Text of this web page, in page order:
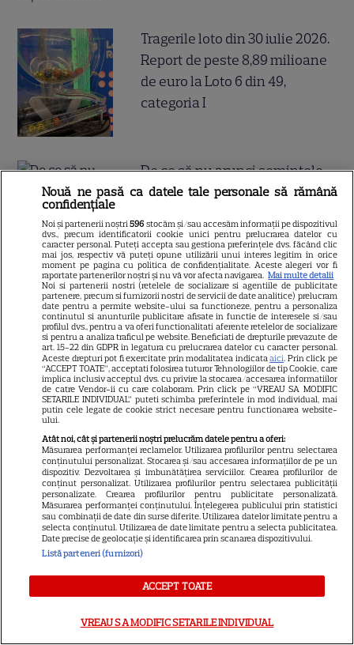
Tragerile loto din 30 iulie 2026.
Report de peste 8,89 milioane
de euro la Loto 6 din 49,
categoria I
De ce să nu arunci semințele
de la pepenele roșu – ce
Ghidul udării corecte pe timp
de caniculă: când, cât şi cum
udăm plantele
ALTE ARTICOLE
INTERESANTE
NETFLIX
Noutăți Netflix în august 2026:
Robert De Niro, „Nosferatu” și
noile sezoane din „Outer
Banks” și „Un veac de
Nouă ne pasă ca datele tale personale să rămână
confidențiale
Noi și partenerii noștri596 stocăm și/sau accesăm informații pe dispozitivul
dvs., precum identificatorii cookie unici pentru prelucrarea datelor cu
caracter personal. Puteți accepta sau gestiona preferințele dvs. făcând clic
mai jos, respectiv vă puteți opune utilizării unui interes legitim în orice
moment pe pagina cu politica de confidențialitate. Aceste alegeri vor fi
raportate partenerilor noștri și nu vă vor afecta navigarea. Mai multe detalii
Noi si partenerii nostri (retelele de socializare si agentiile de publicitate
partenere, precum si furnizorii nostri de servicii de date analitice) prelucram
date pentru a permite website-ului sa functioneze, pentru a personaliza
continutul si anunturile publicitare afisate in functie de interesele si/sau
profilul dvs., pentru a va oferi functionalitati aferente retelelor de socializare
si pentru a analiza traficul pe website. Beneficiati de drepturile prevazute de
art. 15-22 din GDPR in legatura cu prelucrarea datelor cu caracter personal.
Aceste drepturi pot fi exercitate prin modalitatea indicataaici. Prin click pe
“ACCEPT TOATE”, acceptati folosirea tuturor Tehnologiilor de tip Cookie, care
implica inclusiv acceptul dvs. cu privire la stocarea/accesarea informatiilor
de catre Vendor-ii cu care colaboram. Prin click pe “VREAU SA MODIFIC
SETARILE INDIVIDUAL” puteti schimba preferintele in mod individual, mai
putin cele legate de cookie strict necesare pentru functionarea website-
ului.
Atât noi, cât și partenerii noștri prelucrăm datele pentru a oferi:
Măsurarea performanței reclamelor. Utilizarea profilurilor pentru selectarea
conținutului personalizat. Stocarea și/sau accesarea informațiilor de pe un
dispozitiv. Dezvoltarea și îmbunătățirea serviciilor. Crearea profilurilor de
conținut personalizat. Utilizarea profilurilor pentru selectarea publicității
personalizate. Crearea profilurilor pentru publicitate personalizată.
Măsurarea performanței conținutului. Înțelegerea publicului prin statistici
sau combinații de date din surse diferite. Utilizarea datelor limitate pentru a
selecta conținutul. Utilizarea de date limitate pentru a selecta publicitatea.
Date precise de geolocație și identificarea prin scanarea dispozitivului.
Listă parteneri (furnizori)
ACCEPT TOATE
VREAU SA MODIFIC SETARILE INDIVIDUAL